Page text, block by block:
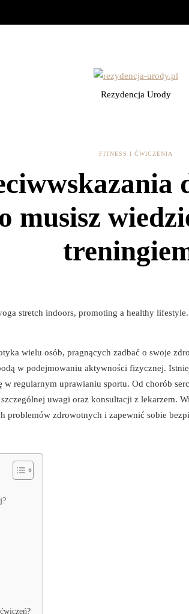
Rezydencja Urody
FITNESS I ĆWICZENIA
musisz
wielu osób, pragnących zadbać o swoje
w podejmowaniu aktywności fizycznej.
w regularnym uprawianiu sportu. Od chorób
uwagi oraz konsultacji z lekarzem.
problemów zdrowotnych i zapewnić sobie